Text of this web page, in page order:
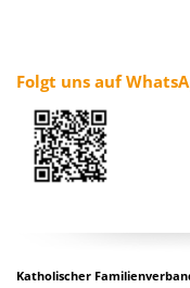
Folgt uns auf
Katholischer